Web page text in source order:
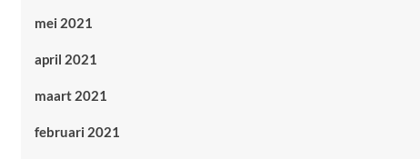
mei 2021
april 2021
maart 2021
februari 2021